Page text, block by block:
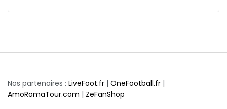
Nos partenaires : LiveFoot.fr | OneFootball.fr |
AmoRomaTour.com | ZeFanShop